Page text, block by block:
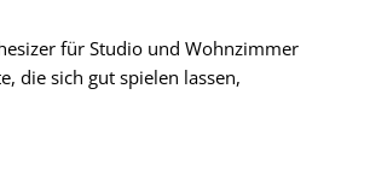
für Studio und Wohnzimmer
die sich gut spielen lassen,